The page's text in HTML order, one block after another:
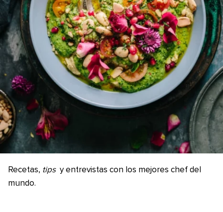
Recetas, tips y entrevistas con los mejores chef del
mundo.